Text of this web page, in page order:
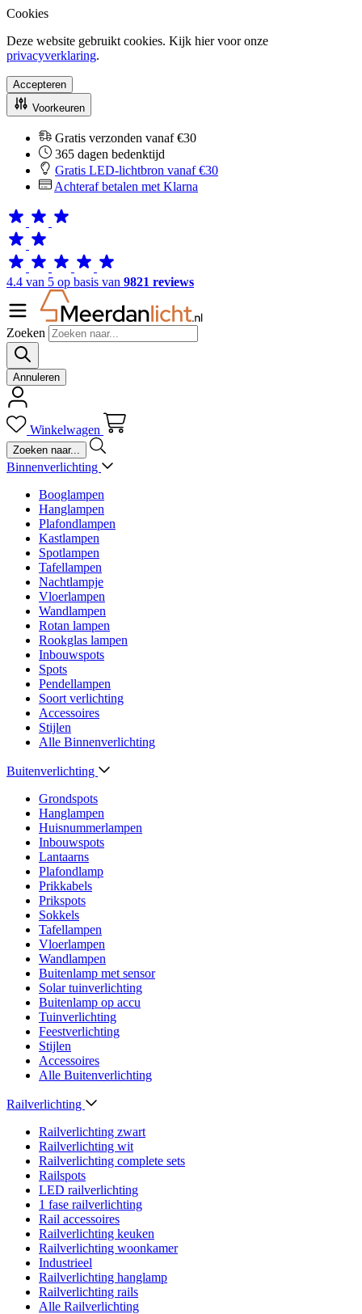
Cookies
Deze website gebruikt cookies. Kijk hier voor onze
privacyverklaring.
Accepteren
Voorkeuren
Gratis verzonden vanaf €30
365 dagen bedenktijd
Gratis LED-lichtbron vanaf €30
Achteraf betalen met Klarna
4.4 van 5 op basis van 9821 reviews
Zoeken
Annuleren
Winkelwagen
Binnenverlichting
Booglampen
Hanglampen
Plafondlampen
Kastlampen
Spotlampen
Tafellampen
Nachtlampje
Vloerlampen
Wandlampen
Rotan lampen
Rookglas lampen
Inbouwspots
Spots
Pendellampen
Soort verlichting
Accessoires
Stijlen
Alle Binnenverlichting
Buitenverlichting
Grondspots
Hanglampen
Huisnummerlampen
Inbouwspots
Lantaarns
Plafondlamp
Prikkabels
Prikspots
Sokkels
Tafellampen
Vloerlampen
Wandlampen
Buitenlamp met sensor
Solar tuinverlichting
Buitenlamp op accu
Tuinverlichting
Feestverlichting
Stijlen
Accessoires
Alle Buitenverlichting
Railverlichting
Railverlichting zwart
Railverlichting wit
Railverlichting complete sets
Railspots
LED railverlichting
1 fase railverlichting
Rail accessoires
Railverlichting keuken
Railverlichting woonkamer
Industrieel
Railverlichting hanglamp
Railverlichting rails
Alle Railverlichting